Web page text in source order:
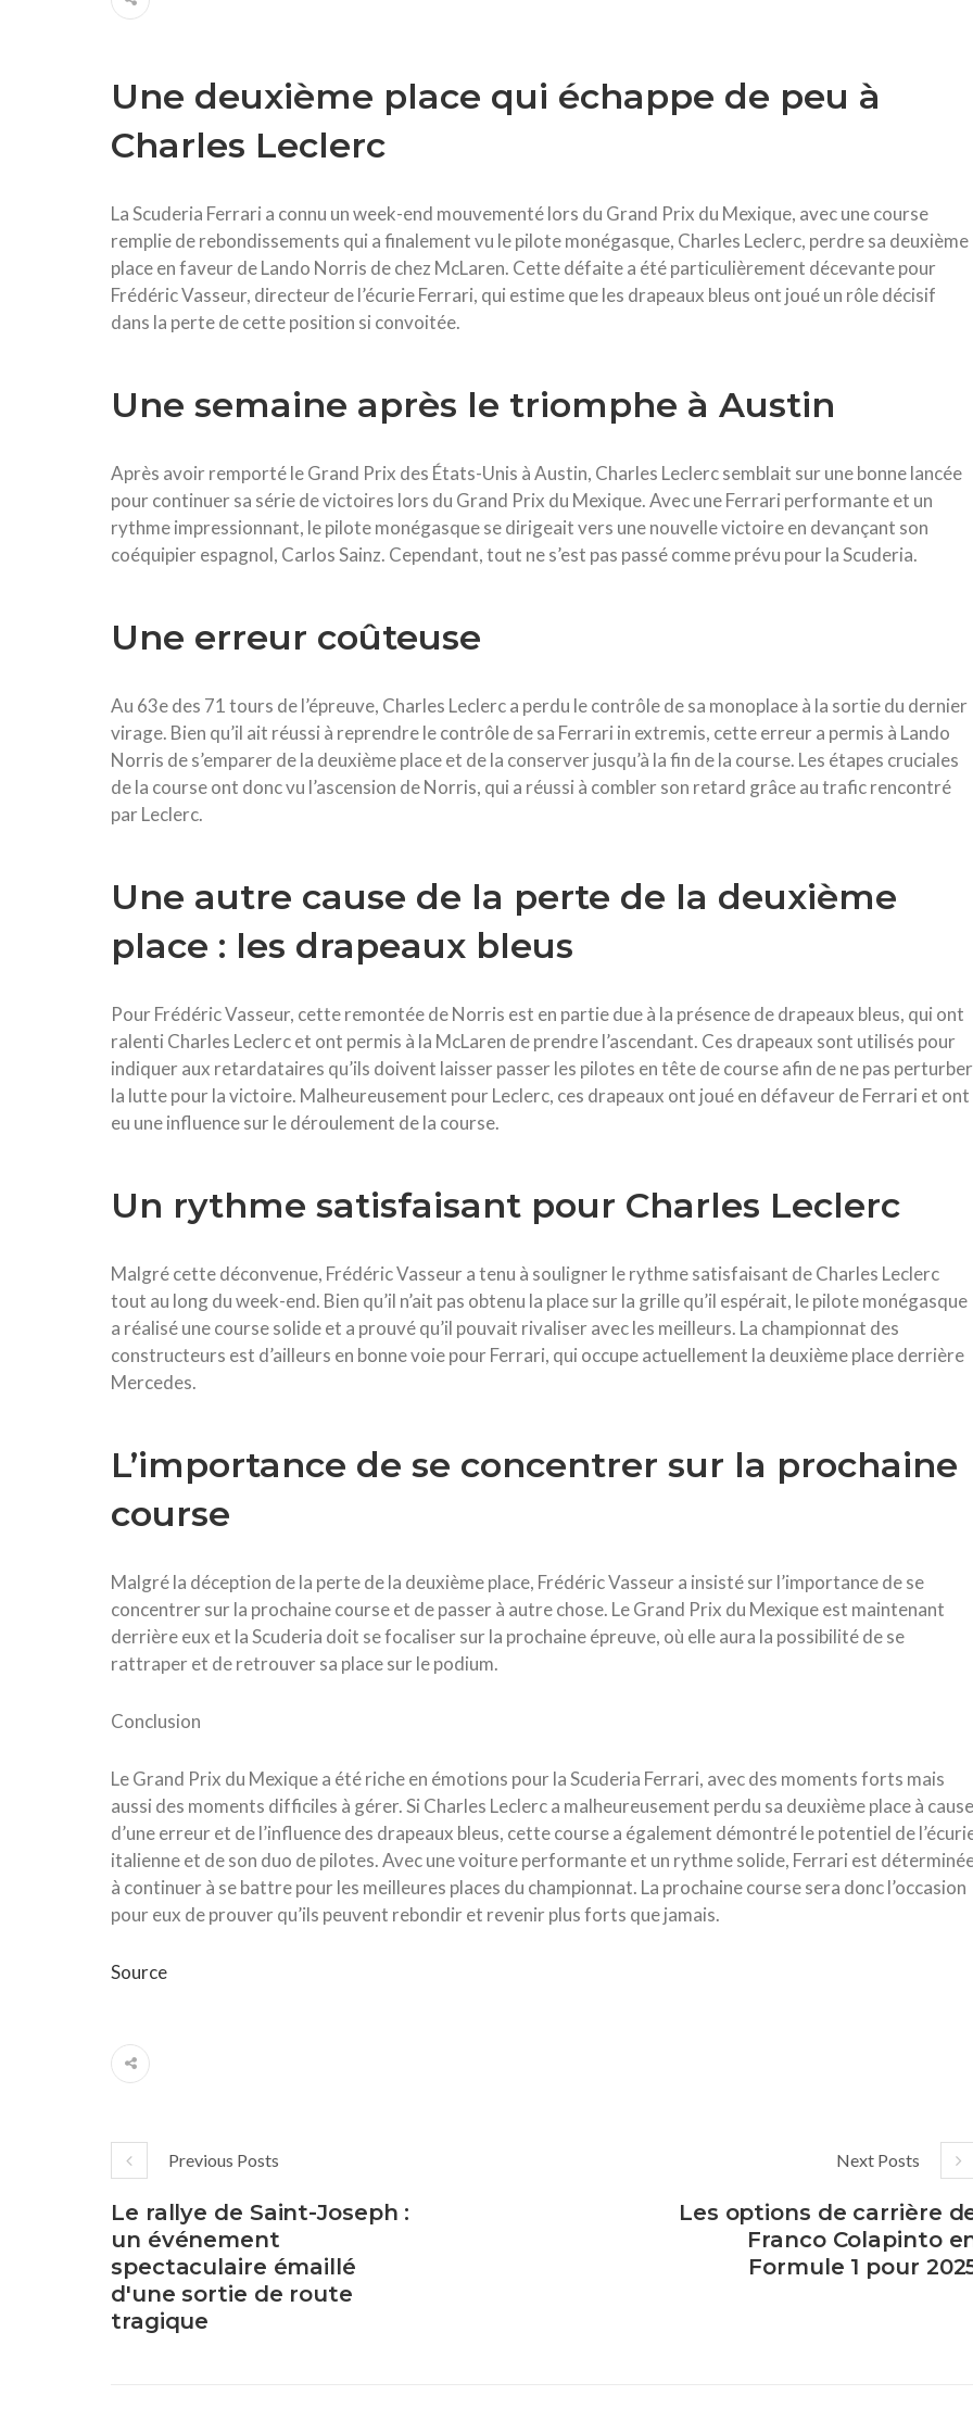
Une deuxième place qui échappe de peu à
Charles Leclerc
La Scuderia Ferrari a connu un week-end mouvementé lors du Grand Prix du Mexique, avec une course
remplie de rebondissements qui a finalement vu le pilote monégasque, Charles Leclerc, perdre sa deuxième
place en faveur de Lando Norris de chez McLaren. Cette défaite a été particulièrement décevante pour
Frédéric Vasseur, directeur de l’écurie Ferrari, qui estime que les drapeaux bleus ont joué un rôle décisif
dans la perte de cette position si convoitée.
Une semaine après le triomphe à Austin
Après avoir remporté le Grand Prix des États-Unis à Austin, Charles Leclerc semblait sur une bonne lancée
pour continuer sa série de victoires lors du Grand Prix du Mexique. Avec une Ferrari performante et un
rythme impressionnant, le pilote monégasque se dirigeait vers une nouvelle victoire en devançant son
coéquipier espagnol, Carlos Sainz. Cependant, tout ne s’est pas passé comme prévu pour la Scuderia.
Une erreur coûteuse
Au 63e des 71 tours de l’épreuve, Charles Leclerc a perdu le contrôle de sa monoplace à la sortie du dernier
virage. Bien qu’il ait réussi à reprendre le contrôle de sa Ferrari in extremis, cette erreur a permis à Lando
Norris de s’emparer de la deuxième place et de la conserver jusqu’à la fin de la course. Les étapes cruciales
de la course ont donc vu l’ascension de Norris, qui a réussi à combler son retard grâce au trafic rencontré
par Leclerc.
Une autre cause de la perte de la deuxième
place : les drapeaux bleus
Pour Frédéric Vasseur, cette remontée de Norris est en partie due à la présence de drapeaux bleus, qui ont
ralenti Charles Leclerc et ont permis à la McLaren de prendre l’ascendant. Ces drapeaux sont utilisés pour
indiquer aux retardataires qu’ils doivent laisser passer les pilotes en tête de course afin de ne pas perturber
la lutte pour la victoire. Malheureusement pour Leclerc, ces drapeaux ont joué en défaveur de Ferrari et ont
eu une influence sur le déroulement de la course.
Un rythme satisfaisant pour Charles Leclerc
Malgré cette déconvenue, Frédéric Vasseur a tenu à souligner le rythme satisfaisant de Charles Leclerc
tout au long du week-end. Bien qu’il n’ait pas obtenu la place sur la grille qu’il espérait, le pilote monégasque
a réalisé une course solide et a prouvé qu’il pouvait rivaliser avec les meilleurs. La championnat des
constructeurs est d’ailleurs en bonne voie pour Ferrari, qui occupe actuellement la deuxième place derrière
Mercedes.
L’importance de se concentrer sur la prochaine
course
Malgré la déception de la perte de la deuxième place, Frédéric Vasseur a insisté sur l’importance de se
concentrer sur la prochaine course et de passer à autre chose. Le Grand Prix du Mexique est maintenant
derrière eux et la Scuderia doit se focaliser sur la prochaine épreuve, où elle aura la possibilité de se
rattraper et de retrouver sa place sur le podium.
Conclusion
Le Grand Prix du Mexique a été riche en émotions pour la Scuderia Ferrari, avec des moments forts mais
aussi des moments difficiles à gérer. Si Charles Leclerc a malheureusement perdu sa deuxième place à cause
d’une erreur et de l’influence des drapeaux bleus, cette course a également démontré le potentiel de
italienne et de son duo de pilotes. Avec une voiture performante et un rythme solide, Ferrari est
à continuer à se battre pour les meilleures places du championnat. La prochaine course sera donc l’occasion
pour eux de prouver qu’ils peuvent rebondir et revenir plus forts que jamais.
Source
Previous Posts
Le rallye de Saint-Joseph :
un événement
spectaculaire émaillé
d'une sortie de route
tragique
Next Posts
Les options de carrière
Franco Colapinto
Formule 1 pour